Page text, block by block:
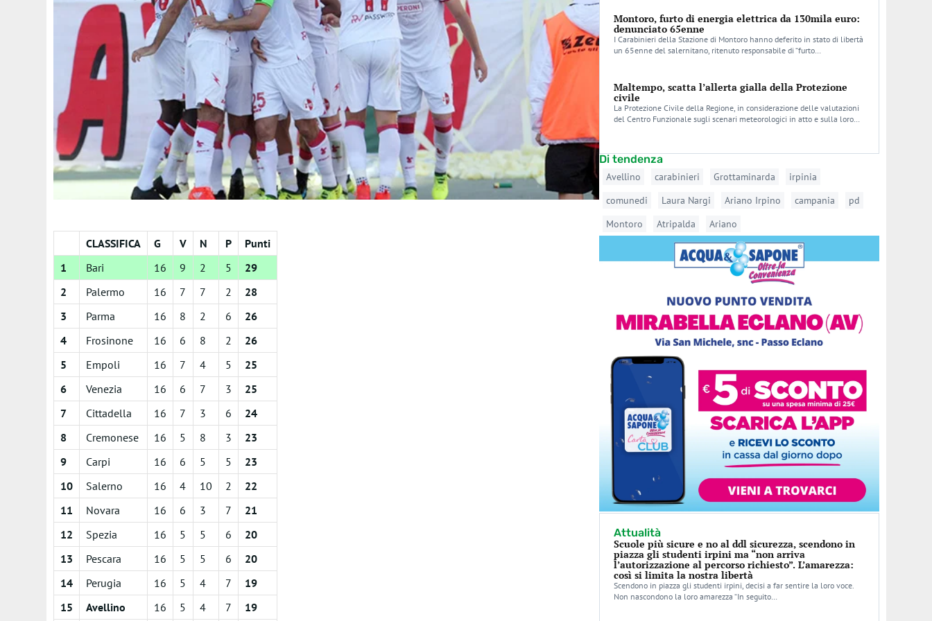
CLASSIFICA G V N P
Punti
1
Bari 16 9 2 5
29
2
Palermo 16 7 7 2
28
3
Parma 16 8 2 6
26
4
Frosinone 16 6 8 2
26
5
Empoli 16 7 4 5
25
6
Venezia 16 6 7 3
25
7
Cittadella 16 7 3 6
24
8
Cremonese 16 5 8 3
23
9
Carpi 16 6 5 5
23
10
Salerno 16 4 10 2
22
11
Novara 16 6 3 7
21
12
Spezia 16 5 5 6
20
13
Pescara 16 5 5 6
20
14
Perugia 16 5 4 7
19
15
Avellino 16 5 4 7
19
Montoro, furto di energia elettrica da 130mila euro:
denunciato 65enne
I Carabinieri della Stazione di Montoro hanno deferito in stato di libertà
un 65enne del salernitano, ritenuto responsabile di “furto…
Maltempo, scatta l’allerta gialla della Protezione
civile
La Protezione Civile della Regione, in considerazione delle valutazioni
del Centro Funzionale sugli scenari meteorologici in atto e sulla loro…
Di tendenza
Avellino carabinieri Grottaminarda
irpinia
comunedi
Laura Nargi Ariano Irpino campania
pd
Montoro
Atripalda Ariano
Attualità
Scuole più sicure e no al ddl sicurezza, scendono in
piazza gli studenti irpini ma “non arriva
l’autorizzazione al percorso richiesto”. L’amarezza:
così si limita la nostra libertà
Scendono in piazza gli studenti irpini, decisi a far sentire la loro voce.
Non nascondono la loro amarezza “In seguito…